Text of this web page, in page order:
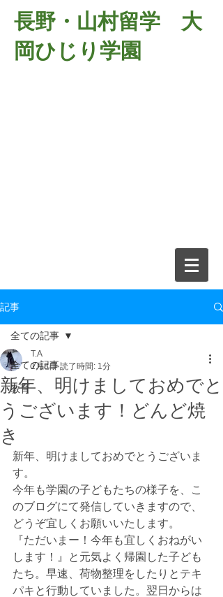
長野・山村留学 大
岡ひじり学園
記事
全ての記事
教育
全ての記事
新年、明けましておめでと
うございます！どんど焼
き
T.A
1月8日 読了時間: 1分
新年、明けましておめでとうございま
す。
今年も学園の子どもたちの様子を、こ
のブログにて発信していきますので、
どうぞ宜しくお願いいたします。
『ただいまー！今年も宜しくおねがい
します！』と元気よく帰園した子ども
たち。早速、荷物整理をしたりとテキ
パキと行動していました。翌日からは